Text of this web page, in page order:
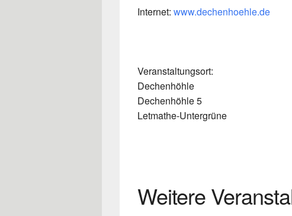
Internet: www.dechenhoehle.de
Veranstaltungsort:
Dechenhöhle
Dechenhöhle 5
Letmathe-Untergrüne
Weitere